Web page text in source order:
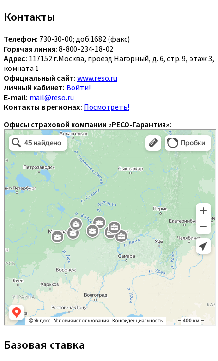
Контакты
Телефон: 730-30-00; доб.1682 (факс)
Горячая линия: 8-800-234-18-02
Адрес: 117152 г.Москва, проезд Нагорный, д. 6, стр. 9, этаж 3,
комната 1
Официальный сайт: www.reso.ru
Личный кабинет: Войти!
E-mail: mail@reso.ru
Контакты в регионах: Посмотреть!
Офисы страховой компании «РЕСО-Гарантия»:
Базовая ставка